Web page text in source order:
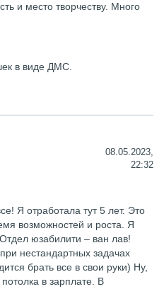
и место творчеству. Много
в виде ДМС.
08.05.2023,
22:32
Я отработала тут 5 лет. Это
возможностей и роста. Я
юзабилити – ван лав!
нестандартных задачах
брать все в свои руки) Ну,
в зарплате. В